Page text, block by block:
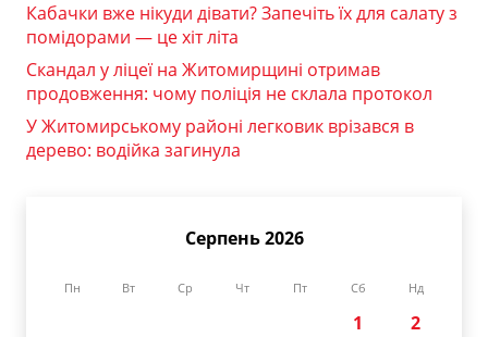
Кабачки вже нікуди дівати? Запечіть їх для салату з
помідорами — це хіт літа
Скандал у ліцеї на Житомирщині отримав
продовження: чому поліція не склала протокол
У Житомирському районі легковик врізався в
дерево: водійка загинула
Серпень 2026
Пн Вт Ср Чт Пт Сб Нд
1
2